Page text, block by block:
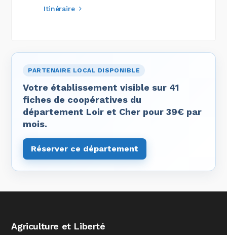
Itinéraire
PARTENAIRE LOCAL DISPONIBLE
Votre établissement visible sur 41
fiches de coopératives du
département Loir et Cher pour 39€ par
mois.
Réserver ce département
Agriculture et Liberté